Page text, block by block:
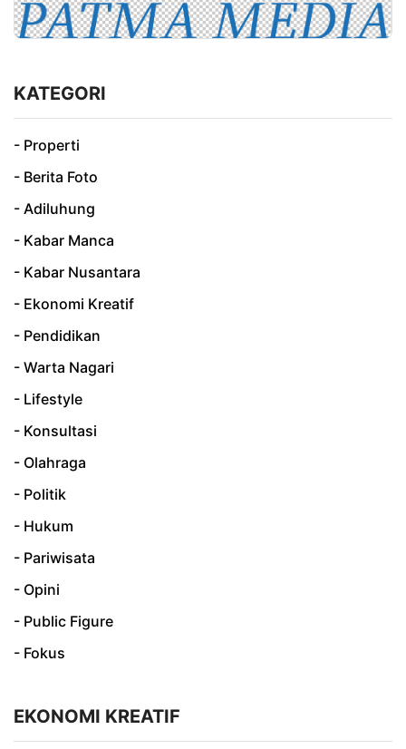
KATEGORI
- Properti
- Berita Foto
- Adiluhung
- Kabar Manca
- Kabar Nusantara
- Ekonomi Kreatif
- Pendidikan
- Warta Nagari
- Lifestyle
- Konsultasi
- Olahraga
- Politik
- Hukum
- Pariwisata
- Opini
- Public Figure
- Fokus
EKONOMI KREATIF